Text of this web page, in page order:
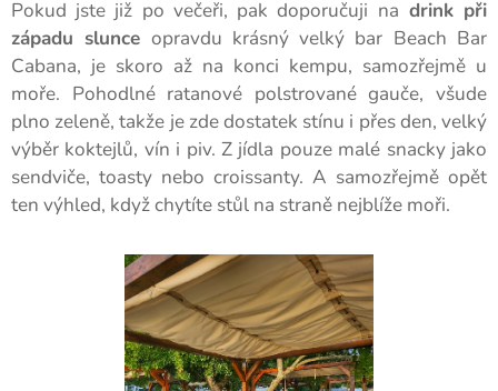
Pokud jste již po večeři, pak doporučuji na drink při
západu slunce opravdu krásný velký bar Beach Bar
Cabana, je skoro až na konci kempu, samozřejmě u
moře. Pohodlné ratanové polstrované gauče, všude
plno zeleně, takže je zde dostatek stínu i přes den, velký
výběr koktejlů, vín i piv. Z jídla pouze malé snacky jako
sendviče, toasty nebo croissanty. A samozřejmě opět
ten výhled, když chytíte stůl na straně nejblíže moři.